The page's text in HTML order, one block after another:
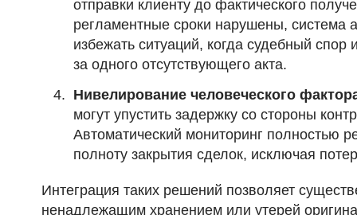
отправки клиенту до фактического
регламентные сроки нарушены, система
избежать ситуаций, когда судебный
за одного отсутствующего акта.
Нивелирование человеческого
могут упустить задержку со стороны
Автоматический мониторинг полностью
полноту закрытия сделок, исключая
Интеграция таких решений позволяет
ненадлежащим хранением или утерей